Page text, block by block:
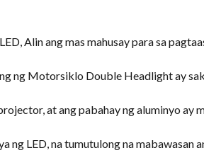
Alin ang mas mahusay para sa
ng Motorsiklo Double Headlight ay
at ang pabahay ng aluminyo ay
ng LED, na tumutulong na mabawasan